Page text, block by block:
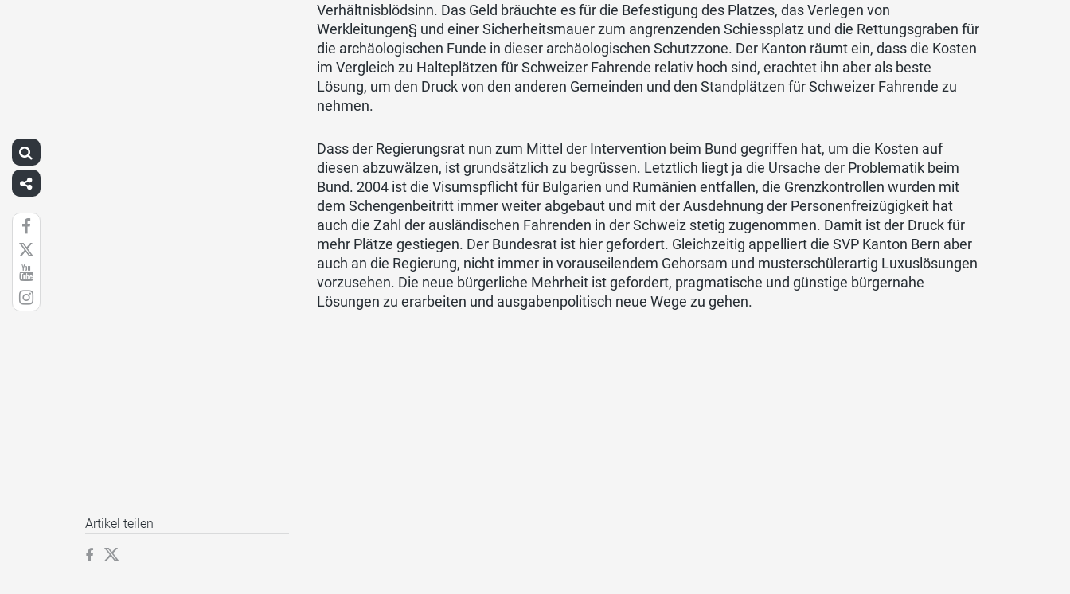
Verhältnisblödsinn. Das Geld bräuchte es für die Befestigung des Platzes, das Verlegen von
Werkleitungen§ und einer Sicherheitsmauer zum angrenzenden Schiessplatz und die Rettungsgraben für
die archäologischen Funde in dieser archäologischen Schutzzone. Der Kanton räumt ein, dass die Kosten
im Vergleich zu Halteplätzen für Schweizer Fahrende relativ hoch sind, erachtet ihn aber als beste
Lösung, um den Druck von den anderen Gemeinden und den Standplätzen für Schweizer Fahrende zu
nehmen.
Dass der Regierungsrat nun zum Mittel der Intervention beim Bund gegriffen hat, um die Kosten auf
diesen abzuwälzen, ist grundsätzlich zu begrüssen. Letztlich liegt ja die Ursache der Problematik beim
Bund. 2004 ist die Visumspflicht für Bulgarien und Rumänien entfallen, die Grenzkontrollen wurden mit
dem Schengenbeitritt immer weiter abgebaut und mit der Ausdehnung der Personenfreizügigkeit hat
auch die Zahl der ausländischen Fahrenden in der Schweiz stetig zugenommen. Damit ist der Druck für
mehr Plätze gestiegen. Der Bundesrat ist hier gefordert. Gleichzeitig appelliert die SVP Kanton Bern aber
auch an die Regierung, nicht immer in vorauseilendem Gehorsam und musterschülerartig Luxuslösungen
vorzusehen. Die neue bürgerliche Mehrheit ist gefordert, pragmatische und günstige bürgernahe
Lösungen zu erarbeiten und ausgabenpolitisch neue Wege zu gehen.
Artikel teilen